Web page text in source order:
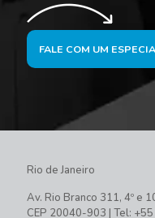
FALE COM UM
Rio de Janeiro
Av. Rio Branco 311, 4º e
CEP 20040-903 | Tel: